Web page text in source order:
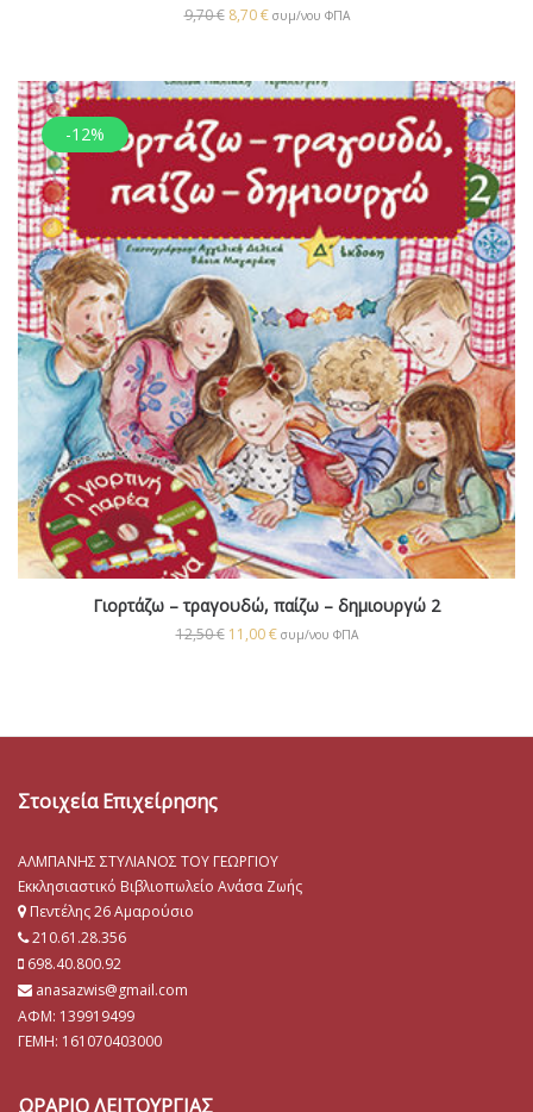
9,70€ 8,70€ συμ/νου ΦΠΑ
-12%
Γιορτάζω – τραγουδώ, παίζω – δημιουργώ 2
12,50€ 11,00€ συμ/νου ΦΠΑ
Στοιχεία Επιχείρησης
ΑΛΜΠΑΝΗΣ ΣΤΥΛΙΑΝΟΣ ΤΟΥ ΓΕΩΡΓΙΟΥ
Εκκλησιαστικό Βιβλιοπωλείο Ανάσα Ζωής
Πεντέλης 26 Αμαρούσιο
210.61.28.356
698.40.800.92
anasazwis@gmail.com
ΑΦΜ: 139919499
ΓΕΜΗ: 161070403000
ΩΡΑΡΙΟ ΛΕΙΤΟΥΡΓΙΑΣ